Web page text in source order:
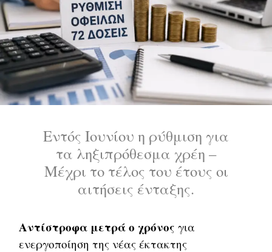
Εντός Ιουνίου η ρύθμιση για
τα ληξιπρόθεσμα χρέη –
Μέχρι το τέλος του έτους οι
αιτήσεις ένταξης.
Αντίστροφα μετρά ο χρόνος για
ενεργοποίηση της νέας έκτακτης